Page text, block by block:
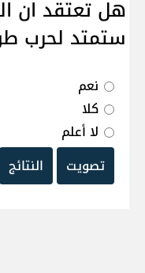
هل تعتقد ان
ستمتد لحرب
نعم
كلا
لا أعلم
تصويت
النتائج